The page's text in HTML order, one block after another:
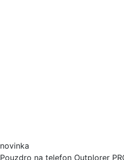
novinka
Pouzdro na telefon Outplorer